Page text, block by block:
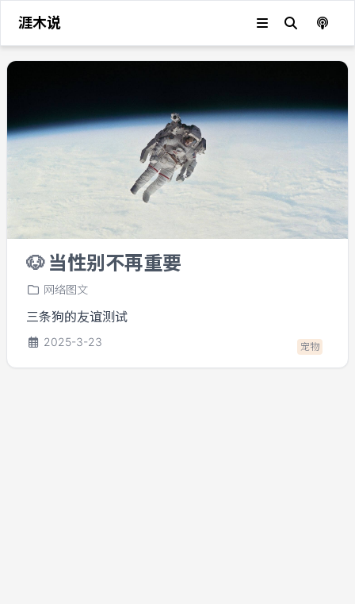
涯木说
🐶 当性别不再重要
网络图文
三条狗的友谊测试
2025-3-23 宠物